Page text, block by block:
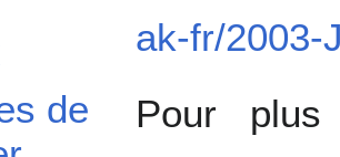
de
ak-fr/2003-
Pour